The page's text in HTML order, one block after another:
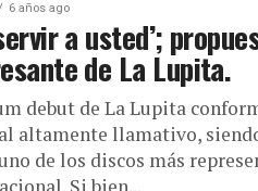
6 años ago
a usted’;
de La Lupita.
debut de La Lupita
altamente llamativo,
de los discos más